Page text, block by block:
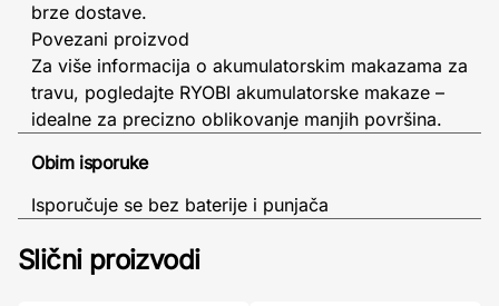
brze dostave.
Povezani proizvod
Za više informacija o akumulatorskim makazama za
travu, pogledajte RYOBI akumulatorske makaze –
idealne za precizno oblikovanje manjih površina.
Obim isporuke
Isporučuje se bez baterije i punjača
Slični proizvodi